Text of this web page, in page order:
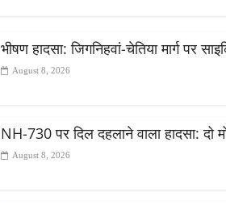
भीषण हादसा: जिगनिहवां-चेतिया मार्ग
August 8, 2026
NH-730 पर दिल दहलाने वाला हादसा: दो
August 8, 2026